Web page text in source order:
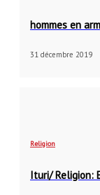
hommes en
31 décembre 2019
Religion
Ituri/ Religion: